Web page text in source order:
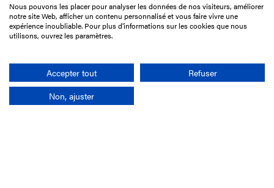
15 Boulevard de Douaumont
75017 Paris
01 49 10 20 29
Rechercher
Nous pouvons les placer pour analyser les données de nos visiteurs, améliorer
notre site Web, afficher un contenu personnalisé et vous faire vivre une
expérience inoubliable. Pour plus d'informations sur les cookies que nous
utilisons, ouvrez les paramètres.
Accepter tout
Refuser
Non, ajuster